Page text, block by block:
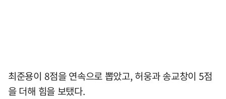
최준용이 8점을 연속으로 뽑았고, 허웅과 송교창이 5점
을 더해 힘을 보탰다.